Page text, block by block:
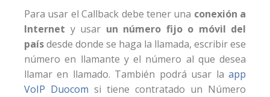
Para usar el Callback debe tener una conexión a
Internet y usar un número fijo o móvil del
paísdesde donde se haga la llamada, escribir ese
número en llamante y el número al que desea
llamar en llamado. También podrá usar la app
VoIP Duocom si tiene contratado un Número